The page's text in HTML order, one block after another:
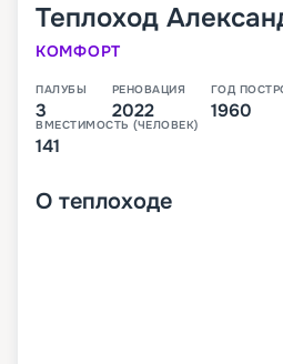
Теплоход
КОМФОРТ
ПАЛУБЫ
3
РЕНОВАЦИЯ
2022
ГОД
1960
ВМЕСТИМОСТЬ (ЧЕЛОВЕК)
141
О теплоходе